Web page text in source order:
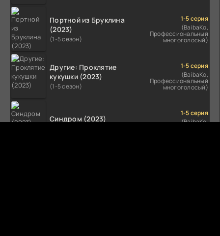
Портной из Бруклина
(2023)
(1-5 сезон)
1-5 серия
(BaibaKo,
Профессиональный
многоголосый)
Другие: Проклятие
кукушки (2023)
(1-5 сезон)
1-5 серия
(BaibaKo,
Профессиональный
многоголосый)
Синдром (2023)
1-5 серия
(BaibaKo,